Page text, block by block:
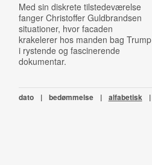
Med sin diskrete tilstedeværelse
fanger Christoffer Guldbrandsen
situationer, hvor facaden
krakelerer hos manden bag Trump
i rystende og fascinerende
dokumentar.
dato | bedømmelse | alfabetisk |